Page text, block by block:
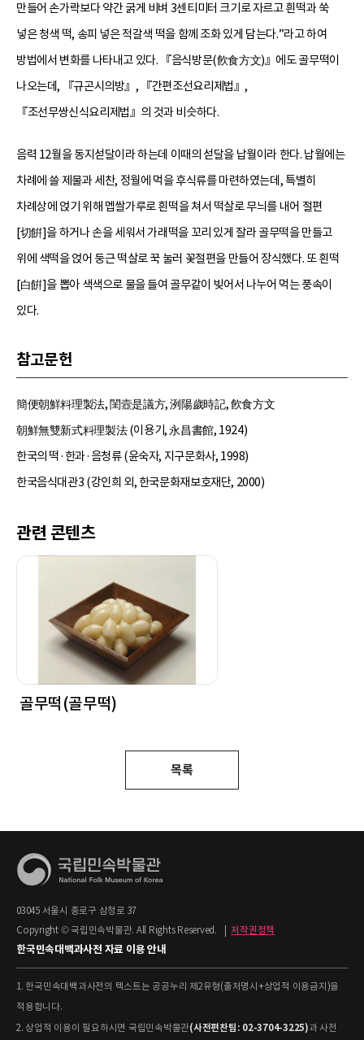
만들어 손가락보다 약간 굵게 비벼 3센티미터 크기로 자르고 흰떡과 쑥
넣은 청색 떡, 송피 넣은 적갈색 떡을 함께 조화 있게 담는다.”라고 하여
방법에서 변화를 나타내고 있다. 『음식방문(飮食方文)』에도 골무떡이
나오는데, 『규곤시의방』, 『간편조선요리제법』,
『조선무쌍신식요리제법』의 것과 비슷하다.
음력 12월을 동지섣달이라 하는데 이때의 섣달을 납월이라 한다. 납월에는
차례에 쓸 제물과 세찬, 정월에 먹을 후식류를 마련하였는데, 특별히
차례상에 얹기 위해 멥쌀가루로 흰떡을 쳐서 떡살로 무늬를 내어 절편
[切餠]을 하거나 손을 세워서 가래떡을 꼬리 있게 잘라 골무떡을 만들고
위에 색떡을 얹어 둥근 떡살로 꾹 눌러 꽃절편을 만들어 장식했다. 또 흰떡
[白餠]을 뽑아 색색으로 물을 들여 골무같이 빚어서 나누어 먹는 풍속이
있다.
참고문헌
簡便朝鮮料理製法, 閨壼是議方, 洌陽歲時記, 飮食方文
朝鮮無雙新式料理製法 (이용기, 永昌書館, 1924)
한국의 떡·한과·음청류 (윤숙자, 지구문화사, 1998)
한국음식대관3 (강인희 외, 한국문화재보호재단, 2000)
관련 콘텐츠
골무떡(골무떡)
목록
03045 서울시 종로구 삼청로 37
Copyright © 국립민속박물관. All Rights Reserved.
저작권정책
한국민속대백과사전 자료 이용 안내
1. 한국민속대백과사전의 텍스트는 공공누리 제2유형(출처명시+상업적 이용금지)을
적용합니다.
2. 상업적 이용이 필요하시면 국립민속박물관(사전편찬팀: 02-3704-3225)과 사전